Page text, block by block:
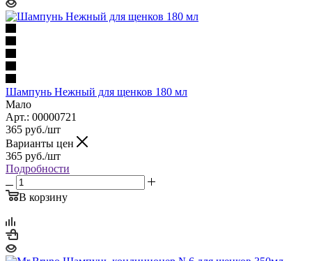
Шампунь Нежный для щенков 180 мл
Мало
Арт.: 00000721
365 руб./шт
Варианты цен
365 руб./шт
Подробности
В корзину